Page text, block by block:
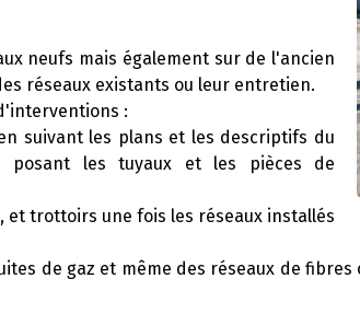
neufs mais également sur de l'ancien
réseaux existants ou leur entretien.
:
suivant les plans et les descriptifs du
posant les tuyaux et les pièces de
et trottoirs une fois les réseaux installés
de gaz et même des réseaux de